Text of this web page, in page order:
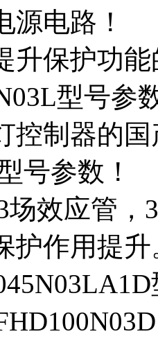
源电路！
升保护功
型号参
控制器的
号参数！
场效应管
护作用提升